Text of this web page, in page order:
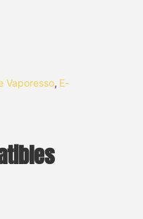
Vaporesso, E-